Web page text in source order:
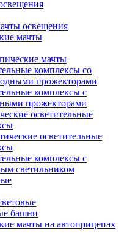
освещения
мачты
мачты
комплексы со
прожекторами
комплексы с
прожекторами
осветительные
осветительные
комплексы с
светильником
башни
мачты на автоприцепах